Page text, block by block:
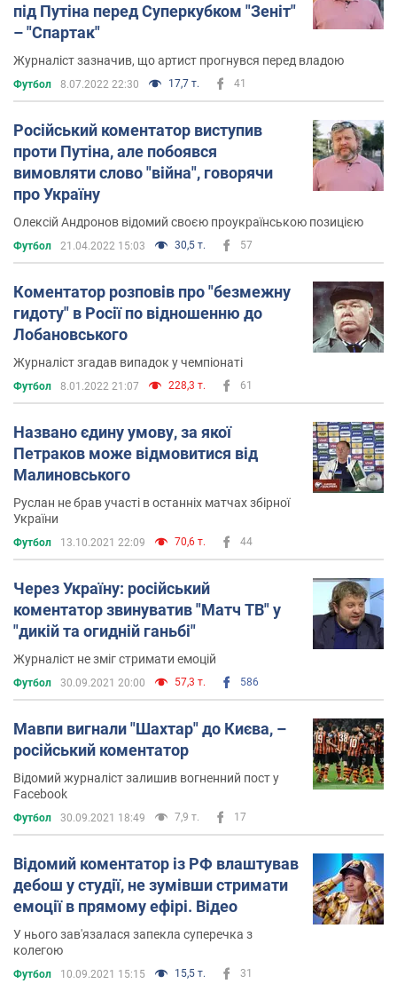
під Путіна перед Суперкубком "Зеніт"
– "Спартак"
Журналіст зазначив, що артист прогнувся перед владою
Футбол 8.07.2022 22:30 17,7 т. 41
Російський коментатор виступив
проти Путіна, але побоявся
вимовляти слово "війна", говорячи
про Україну
Олексій Андронов відомий своєю проукраїнською позицією
Футбол 21.04.2022 15:03 30,5 т. 57
Коментатор розповів про "безмежну
гидоту" в Росії по відношенню до
Лобановського
Журналіст згадав випадок у чемпіонаті
Футбол 8.01.2022 21:07 228,3 т. 61
Названо єдину умову, за якої
Петраков може відмовитися від
Малиновського
Руслан не брав участі в останніх матчах збірної
України
Футбол 13.10.2021 22:09 70,6 т. 44
Через Україну: російський
коментатор звинуватив "Матч ТВ" у
"дикiй та огиднiй ганьбi"
Журналіст не зміг стримати емоцій
Футбол 30.09.2021 20:00 57,3 т. 586
Мавпи вигнали "Шахтар" до Києва, –
російський коментатор
Відомий журналіст залишив вогненний пост у
Facebook
Футбол 30.09.2021 18:49 7,9 т. 17
Відомий коментатор із РФ влаштував
дебош у студії, не зумівши стримати
емоції в прямому ефірі. Відео
У нього зав'язалася запекла суперечка з
колегою
Футбол 10.09.2021 15:15 15,5 т. 31